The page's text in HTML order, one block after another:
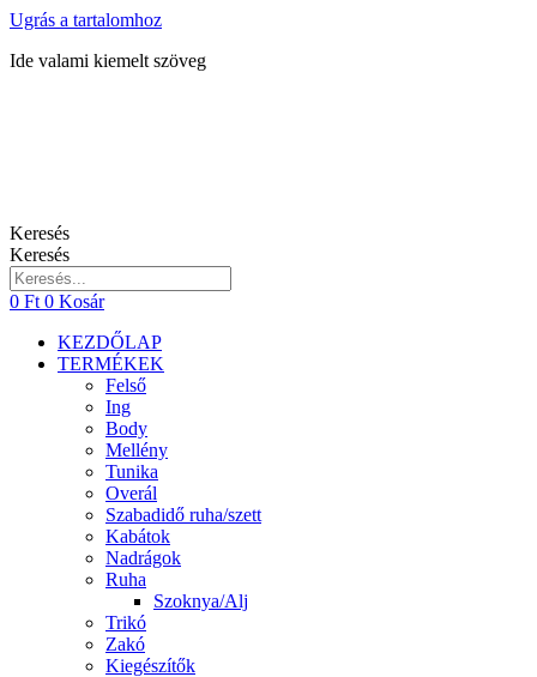
Ugrás a tartalomhoz
Ide valami kiemelt szöveg
Keresés
Keresés
0 Ft 0 Kosár
KEZDŐLAP
TERMÉKEK
Felső
Ing
Body
Mellény
Tunika
Overál
Szabadidő ruha/szett
Kabátok
Nadrágok
Ruha
Szoknya/Alj
Trikó
Zakó
Kiegészítők